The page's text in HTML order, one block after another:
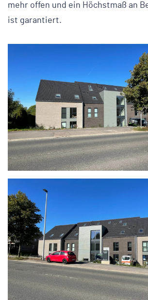
mehr offen und ein Höchstmaß an
ist garantiert.